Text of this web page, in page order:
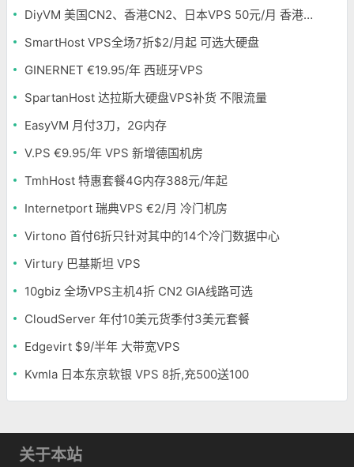
DiyVM 美国CN2、香港CN2、日本VPS 50元/月 香港独立服务器499元/月
SmartHost VPS全场7折$2/月起 可选大硬盘
GINERNET €19.95/年 西班牙VPS
SpartanHost 达拉斯大硬盘VPS补货 不限流量
EasyVM 月付3刀，2G内存
V.PS €9.95/年 VPS 新增德国机房
TmhHost 特惠套餐4G内存388元/年起
Internetport 瑞典VPS €2/月 冷门机房
Virtono 首付6折只针对其中的14个冷门数据中心
Virtury 巴基斯坦 VPS
10gbiz 全场VPS主机4折 CN2 GIA线路可选
CloudServer 年付10美元货季付3美元套餐
Edgevirt $9/半年 大带宽VPS
Kvmla 日本东京软银 VPS 8折,充500送100
关于本站